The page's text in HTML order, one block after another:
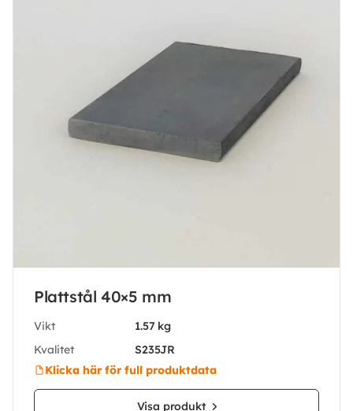
Plattstål 40×5 mm
Vikt
1.57 kg
Kvalitet
S235JR
Klicka här för full produktdata
Visa produkt